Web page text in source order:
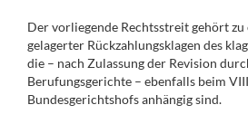
Der vorliegende Rechtsstreit gehört zu
gelagerter Rückzahlungsklagen des
die – nach Zulassung der Revision
Berufungsgerichte – ebenfalls beim
Bundesgerichtshofs anhängig sind.